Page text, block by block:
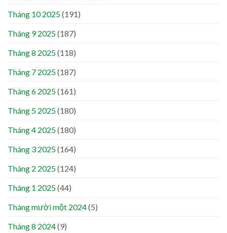
Tháng 10 2025(191)
Tháng 9 2025(187)
Tháng 8 2025(118)
Tháng 7 2025(187)
Tháng 6 2025(161)
Tháng 5 2025(180)
Tháng 4 2025(180)
Tháng 3 2025(164)
Tháng 2 2025(124)
Tháng 1 2025(44)
Tháng mười một 2024(5)
Tháng 8 2024(9)